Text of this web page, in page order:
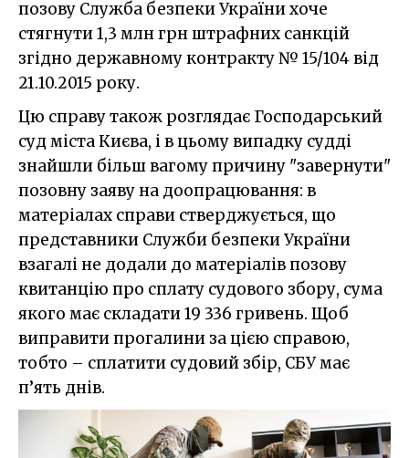
позову Служба безпеки України хоче
стягнути 1,3 млн грн штрафних санкцій
згідно державному контракту № 15/104 від
21.10.2015 року.
Цю справу також розглядає Господарський
суд міста Києва, і в цьому випадку судді
знайшли більш вагому причину "завернути"
позовну заяву на доопрацювання: в
матеріалах справи стверджується, що
представники Служби безпеки України
взагалі не додали до матеріалів позову
квитанцію про сплату судового збору, сума
якого має складати 19 336 гривень. Щоб
виправити прогалини за цією справою,
тобто – сплатити судовий збір, СБУ має
п’ять днів.